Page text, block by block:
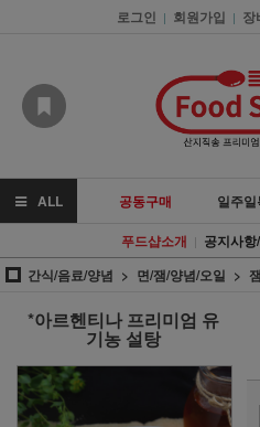
로그인 | 회원가입 | 장
ALL 공동구매 일주
푸드샵소개 | 공지사
간식/음료/양념
면/잼/양념/오일
*아르헨티나 프리미엄 유
기농 설탕